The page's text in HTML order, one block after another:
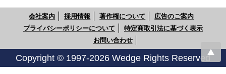
会社案内 採用情報 著作権について
広告のご案内
プライバシーポリシーについて
特定商取引法に基づく表示
お問い合わせ
Copyright © 1997-2026 Wedge Rights Reserved